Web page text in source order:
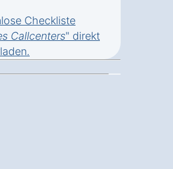
Checkliste
Callcenters" direkt
.